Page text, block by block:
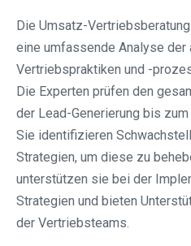
Die Umsatz-
eine umfassende Analyse der
Vertriebspraktiken und -
Die Experten prüfen den
der Lead-Generierung bis
Sie identifizieren
Strategien, um diese zu
unterstützen sie bei der
Strategien und bieten
der Vertriebsteams.